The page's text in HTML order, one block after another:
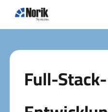
Full-Stack-